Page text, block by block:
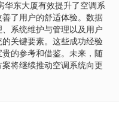
华东大厦有效提升了空调系
了用户的舒适体验。数据
系统维护与管理以及用户
关键要素。这些成功经验
的参考和借鉴。未来，随
将继续推动空调系统向更